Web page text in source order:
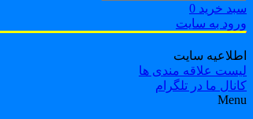
سبد خرید 0
ورود به سایت
اطلاعیه سایت
لیست علاقه مندی ها
کانال ما در تلگرام
Menu